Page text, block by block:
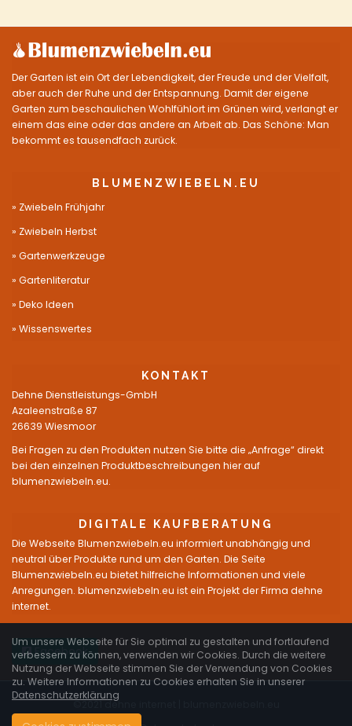
Der Garten ist ein Ort der Lebendigkeit, der Freude und der Vielfalt,
aber auch der Ruhe und der Entspannung. Damit der eigene
Garten zum beschaulichen Wohlfühlort im Grünen wird, verlangt er
einem das eine oder das andere an Arbeit ab. Das Schöne: Man
bekommt es tausendfach zurück.
BLUMENZWIEBELN.EU
Zwiebeln Frühjahr
Zwiebeln Herbst
Gartenwerkzeuge
Gartenliteratur
Deko Ideen
Wissenswertes
KONTAKT
Dehne Dienstleistungs-GmbH
Azaleenstraße 87
26639 Wiesmoor
Bei Fragen zu den Produkten nutzen Sie bitte die „Anfrage“ direkt
bei den einzelnen Produktbeschreibungen hier auf
blumenzwiebeln.eu.
DIGITALE KAUFBERATUNG
Die Webseite Blumenzwiebeln.eu informiert unabhängig und
neutral über Produkte rund um den Garten. Die Seite
Blumenzwiebeln.eu bietet hilfreiche Informationen und viele
Anregungen. blumenzwiebeln.eu ist ein Projekt der Firma dehne
internet.
Facebook
©2021 dehne internet |
Um unsere Webseite für Sie optimal zu gestalten und fortlaufend
verbessern zu können, verwenden wir Cookies. Durch die weitere
Nutzung der Webseite stimmen Sie der Verwendung von Cookies
zu. Weitere Informationen zu Cookies erhalten Sie in unserer
Datenschutzerklärung